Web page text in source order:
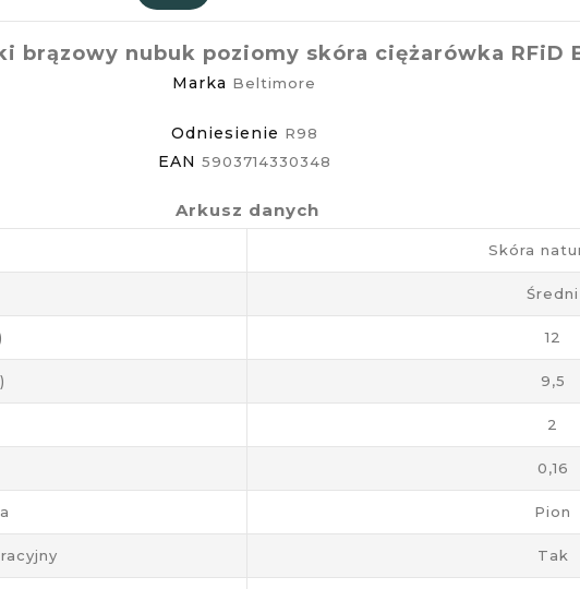
brązowy nubuk poziomy skóra ciężarówka RFiD
Marka Beltimore
Odniesienie R98
EAN 5903714330348
Arkusz danych
Skóra
Średni
12
9,5
2
0,16
Pion
Tak